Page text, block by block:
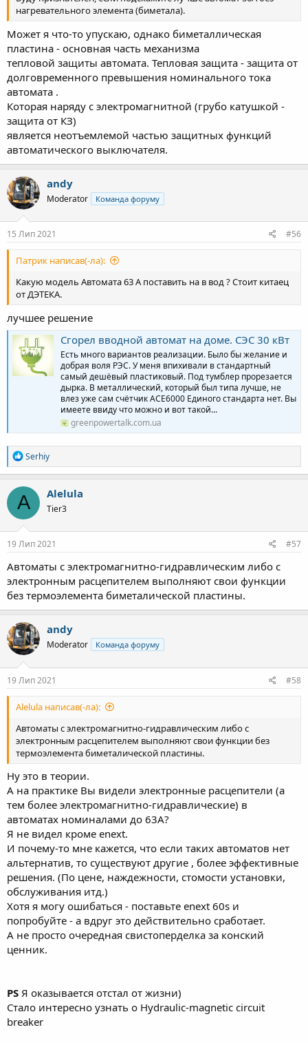
нагревательного элемента (биметала).
Может я что-то упускаю, однако биметаллическая
пластина - основная часть механизма
тепловой защиты автомата. Тепловая защита - защита от
долговременного превышения номинального тока
автомата .
Которая наряду с электромагнитной (грубо катушкой -
защита от КЗ)
является неотъемлемой частью защитных функций
автоматического выключателя.
andy
Moderator Команда форуму
15 Лип 2021 #56
Патрик написав(-ла):
Какую модель Автомата 63 А поставить на в вод ? Стоит китаец
от ДЭТЕКА.
лучшее решение
Сгорел вводной автомат на доме. СЭС 30 кВт
Есть много вариантов реализации. Было бы желание и
добрая воля РЭС. У меня впихивали в стандартный
самый дешёвый пластиковый. Под тумблер прорезается
дырка. В металлический, который был типа лучше, не
влез уже сам счётчик АСЕ6000 Единого стандарта нет. Вы
имеете ввиду что можно и вот такой...
greenpowertalk.com.ua
Р
е
а
к
ц
ї
:
Serhiy
A Alelula
Tier3
19 Лип 2021 #57
Автоматы с электромагнитно-гидравлическим либо с
электронным расцепителем выполняют свои функции
без термоэлемента биметалической пластины.
andy
Moderator Команда форуму
19 Лип 2021 #58
Alelula написав(-ла):
Автоматы с электромагнитно-гидравлическим либо с
электронным расцепителем выполняют свои функции без
термоэлемента биметалической пластины.
Ну это в теории.
А на практике Вы видели электронные расцепители (а
тем более электромагнитно-гидравлические) в
автоматах номиналами до 63А?
Я не видел кроме enext.
И почему-то мне кажется, что если таких автоматов нет
альтернатив, то существуют другие , более эффективные
решения. (По цене, наждежности, стомости установки,
обслуживания итд.)
Хотя я могу ошибаться - поставьте enext 60s и
попробуйте - а вдруг это действительно сработает.
А не просто очередная свистоперделка за конский
ценник.
PS Я оказывается отстал от жизни)
Стало интересно узнать о Hydraulic-magnetic circuit
breaker